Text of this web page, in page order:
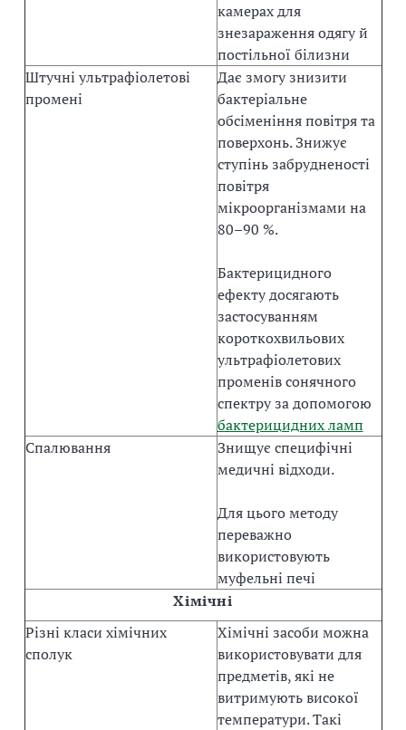
камерах для
знезараження одягу й
постільної білизни
Штучні ультрафіолетові
промені
Дає змогу знизити
бактеріальне
обсіменіння повітря та
поверхонь. Знижує
ступінь забрудненості
повітря
мікроорганізмами на
80–90 %.
Бактерицидного
ефекту досягають
застосуванням
короткохвильових
ультрафіолетових
променів сонячного
спектру за допомогою
бактерицидних ламп
Спалювання
Знищує специфічні
медичні відходи.
Для цього методу
переважно
використовують
муфельні печі
Хімічні
Різні класи хімічних
сполук
Хімічні засоби можна
використовувати для
предметів, які не
витримують високої
температури. Такі